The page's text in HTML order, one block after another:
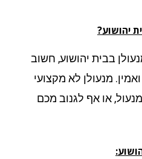
בבית יהושוע, חשוב
מנעולן לא מקצועי
או אף לגנוב מכם